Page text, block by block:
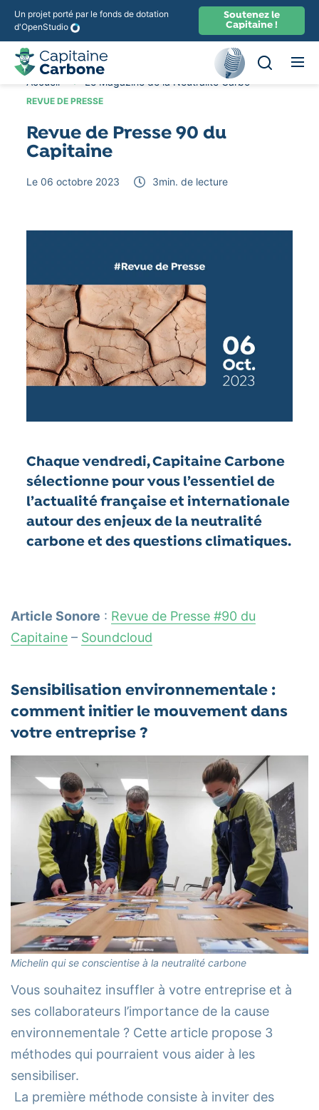
Un projet porté par le fonds de dotation
d'OpenStudio
Soutenez le
Capitaine !
Ouvir la
Accueil
Le Magazine de la Neutralité Carbone
REVUE DE PRESSE
Revue de Presse 90 du
Capitaine
Le 06 octobre 2023 3min. de lecture
Chaque vendredi, Capitaine Carbone
sélectionne pour vous l’essentiel de
l’actualité française et internationale
autour des enjeux de la neutralité
carbone et des questions climatiques.
Article Sonore : Revue de Presse #90 du
Capitaine – Soundcloud
Sensibilisation environnementale :
comment initier le mouvement dans
votre entreprise ?
Michelin qui se conscientise à la neutralité carbone
Vous souhaitez insuffler à votre entreprise et à
ses collaborateurs l’importance de la cause
environnementale ? Cette article propose 3
méthodes qui pourraient vous aider à les
sensibiliser.
La première méthode consiste à inviter des